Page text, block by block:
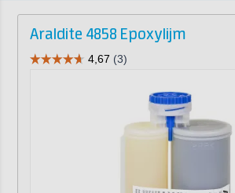
Araldite 4858 Epoxylijm